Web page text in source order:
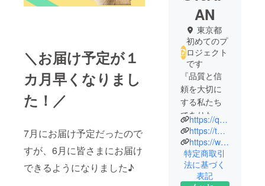
＼お届け予定が１
カ月早くなりまし
た！／
7月にお届け予定だったので
すが、6月に皆さまにお届け
できるようになりました♪
AN
東京都
初めてのプ
ロジェクト
です
『品質と信
頼を大切に
する私たち
でありた
い』
クオリティ
トラスト
ジャパンの
https://qtj.co.jp/
https://twitter.com/qtjstaff
https://www.instagram.com/qtj.staff/?hl=ja
特定商取引
法に基づく
表記